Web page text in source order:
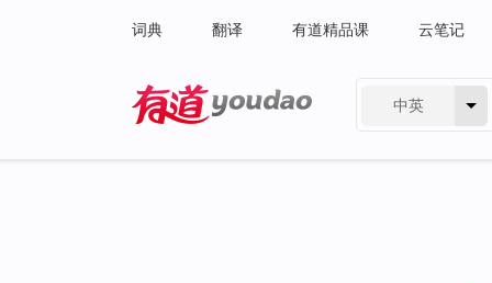
词典 翻译 有道精品课 云笔记
中英